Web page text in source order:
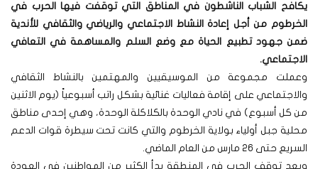
يكافح الشباب الناشطون في المناطق التي توقفت فيها الحرب في
الخرطوم من أجل إعادة النشاط الاجتماعي والرياضي والثقافي للأندية
ضمن جهود تطبيع الحياة مع وضع السلم والمساهمة في التعافي
الاجتماعي.
وعملت مجموعة من الموسيقيين والمهتمين بالنشاط الثقافي
والاجتماعي على إقامة فعاليات غنائية بشكل راتب أسبوعياً (يوم الاثنين
من كل أسبوع) في نادي الوحدة بالكلاكلة الوحدة، وهي إحدى مناطق
محلية جبل أولياء بولاية الخرطوم والتي كانت تحت سيطرة قوات الدعم
السريع حتى ٢٦ مارس من العام الماضي.
وبعد توقف الحرب في المنطقة بدأ الكثير من المواطنين في العودة